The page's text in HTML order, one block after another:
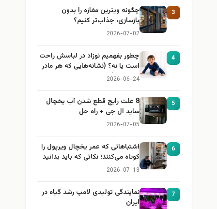
3
چگونه ویترین مغازه را بدون
بازسازی، جذاب‌تر کنیم؟
2026-07-02
4
چطور بفهمیم نوزاد در لباسش راحت
است یا نه؟ (نشانه‌هایی که هر مادر
باید بداند)
2026-06-24
5
8 علت رایج قطع شدن آب یخچال
ساید ال جی + راه حل
2026-07-05
6
اشتباهاتی که عمر یخچال ویرپول را
کوتاه می‌کنند؛ نکاتی که باید بدانید
2026-07-13
7
نمایندگی تولیدی لامپ رشد گیاه در
ایران